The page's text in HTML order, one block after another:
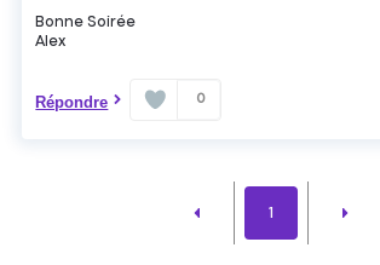
Bonne Soirée
Alex
Répondre 0
1